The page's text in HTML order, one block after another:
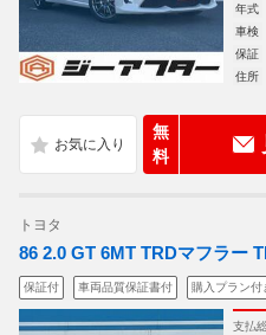
年式
車検
保証
住所
無
料
トヨタ
86 2.0 GT 6MT TRDマフラー
保証付 車両品質保証書付 購入プラン付
支払